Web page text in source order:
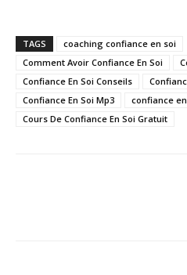
TAGS
coaching confiance en soi
Comment Avoir Confiance En Soi
Confiance En Soi Conseils
Confiance En Soi Mp3
confiance
Cours De Confiance En Soi Gratuit